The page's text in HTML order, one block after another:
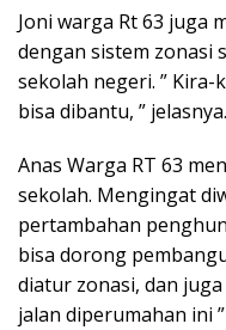
Joni warga Rt 63 juga
dengan sistem zonasi
sekolah negeri. ”
bisa dibantu, ” jelasnya.
Anas Warga RT 63
sekolah. Mengingat
pertambahan
bisa dorong
diatur zonasi, dan
jalan diperumahan ini